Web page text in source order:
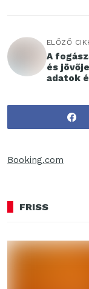
ELŐZŐ
A
és
adatok
Booking.com
FRISS